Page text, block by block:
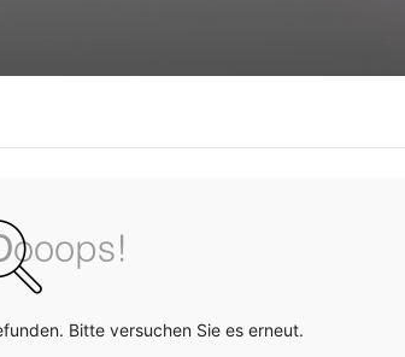
Bitte versuchen Sie es erneut.